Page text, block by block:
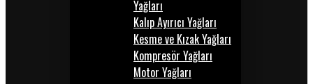
Yağları
Kalıp Ayırıcı Yağları
Kesme ve Kızak Yağları
Kompresör Yağları
Motor Yağları